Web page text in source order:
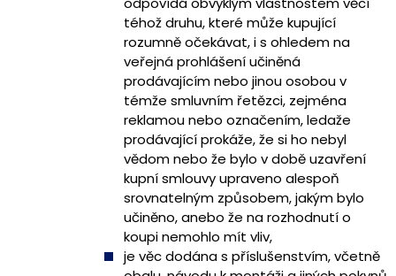
téhož druhu, které může kupující
rozumně očekávat, i s ohledem na
veřejná prohlášení učiněná
prodávajícím nebo jinou osobou v
témže smluvním řetězci, zejména
reklamou nebo označením, ledaže
prodávající prokáže, že si ho nebyl
vědom nebo že bylo v době uzavření
kupní smlouvy upraveno alespoň
srovnatelným způsobem, jakým bylo
učiněno, anebo že na rozhodnutí o
koupi nemohlo mít vliv,
je věc dodána s příslušenstvím, včetně